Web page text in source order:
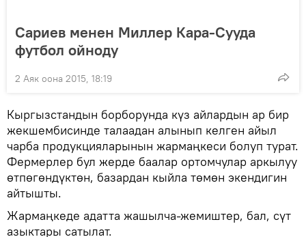
Сариев менен Миллер Кара-Сууда
футбол ойноду
2 Аяк оона 2015, 18:19
Кыргызстандын борборунда күз айлардын ар бир
жекшембисинде талаадан алынып келген айыл
чарба продукцияларынын жармаңкеси болуп турат.
Фермерлер бул жерде баалар ортомчулар аркылуу
өтпөгөндүктөн, базардан кыйла төмөн экендигин
айтышты.
Жармаңкеде адатта жашылча-жемиштер, бал, сүт
азыктары сатылат.